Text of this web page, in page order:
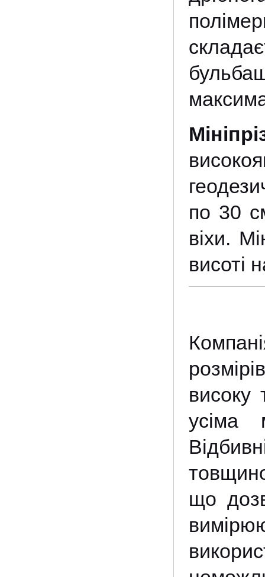
по 30
віхи.
висоті
високу
усіма
що